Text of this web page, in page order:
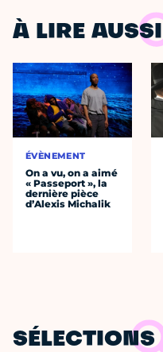
À LIRE AUSSI
ÉVÈNEMENT
On a vu, on a aimé
« Passeport », la
dernière pièce
d’Alexis Michalik
SÉLECTIONS